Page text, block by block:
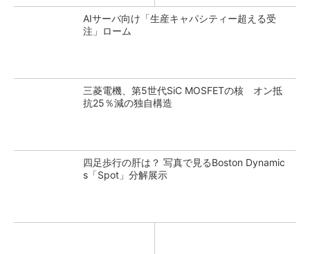
AIサーバ向け「生産キャパシティー超える受
注」ローム
三菱電機、第5世代SiC MOSFETの核 オン抵
抗25％減の独自構造
四足歩行の肝は？ 写真で見るBoston Dynamic
s「Spot」分解展示